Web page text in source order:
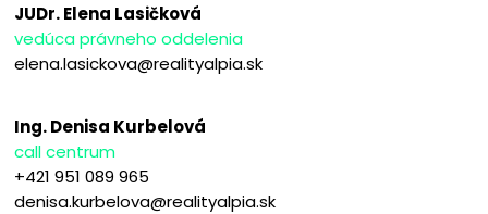
JUDr. Elena Lasičková
vedúca právneho oddelenia
elena.lasickova@realityalpia.sk
Ing. Denisa Kurbelová
call centrum
+421 951 089 965
denisa.kurbelova@realityalpia.sk